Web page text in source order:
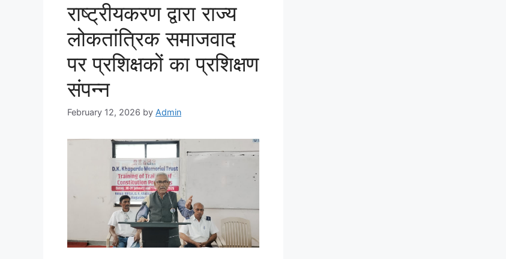
राष्ट्रीयकरण द्वारा राज्य
लोकतांत्रिक समाजवाद
पर प्रशिक्षकों का प्रशिक्षण
संपन्न
February 12, 2026 by Admin